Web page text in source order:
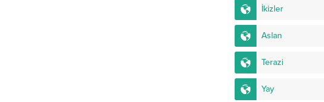
İkizler
Aslan
Terazi
Yay